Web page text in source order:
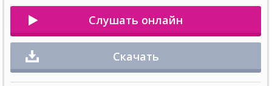
Слушать онлайн
Скачать